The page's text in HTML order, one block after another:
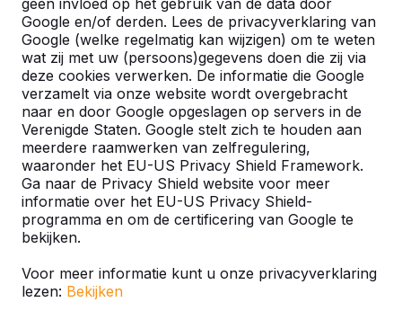
geen invloed op het gebruik van de data door
Google en/of derden. Lees de privacyverklaring van
Google (welke regelmatig kan wijzigen) om te weten
wat zij met uw (persoons)gegevens doen die zij via
deze cookies verwerken. De informatie die Google
verzamelt via onze website wordt overgebracht
naar en door Google opgeslagen op servers in de
Verenigde Staten. Google stelt zich te houden aan
meerdere raamwerken van zelfregulering,
waaronder het EU-US Privacy Shield Framework.
Ga naar de Privacy Shield website voor meer
informatie over het EU-US Privacy Shield-
programma en om de certificering van Google te
bekijken.
Voor meer informatie kunt u onze privacyverklaring
lezen: Bekijken
weerbestendig, oerdegelijk en
daarom dus een duurzame
keuze.
op een schoolplein,
openbare ruimte.
Recente plaatsingen en